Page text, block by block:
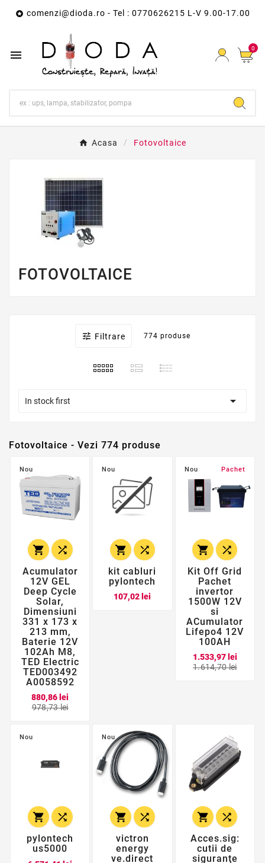
 comenzi@dioda.ro - Tel : 0770626215 L-V 9.00-17.00
 0
Acasa Fotovoltaice
FOTOVOLTAICE
 Filtrare 774 produse
In stock first 
Fotovoltaice - Vezi 774 produse
Nou
 
Acumulator
12V GEL
Deep Cycle
Solar,
Dimensiuni
331 x 173 x
213 mm,
Baterie 12V
102Ah M8,
TED Electric
TED003492
A0058592
880,86 lei
978,73 lei
Nou
 
kit cabluri
pylontech
107,02 lei
Nou Pachet
 
Kit Off Grid
Pachet
invertor
1500W 12V
si
ACumulator
Lifepo4 12V
100AH
1.533,97 lei
1.614,70 lei
Nou
 
pylontech
us5000
Nou
 
victron
energy
ve.direct
 
Acces.sig:
cutii de
siguranţe